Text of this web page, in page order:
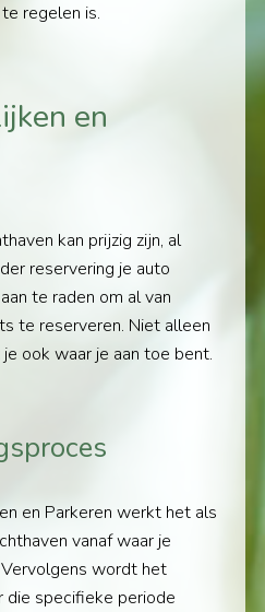
regelen is.
en
kan prijzig zijn, al
reservering je auto
te raden om al van
te reserveren. Niet alleen
ook waar je aan toe bent.
en Parkeren werkt het als
vanaf waar je
wordt het
die specifieke periode